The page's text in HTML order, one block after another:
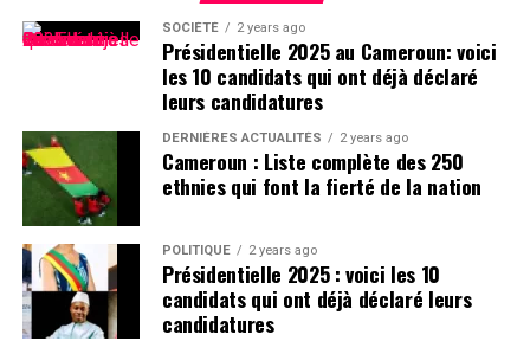
SOCIÉTÉ 2 years ago
Présidentielle 2025 au Cameroun: voici
les 10 candidats qui ont déjà déclaré
leurs candidatures
DERNIÈRES ACTUALITÉS 2 years ago
Cameroun : Liste complète des 250
ethnies qui font la fierté de la nation
POLITIQUE 2 years ago
Présidentielle 2025 : voici les 10
candidats qui ont déjà déclaré leurs
candidatures